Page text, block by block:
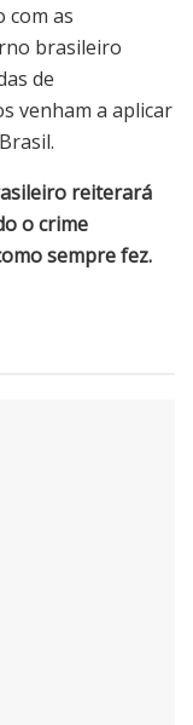
com as
brasileiro
de
venham a aplicar
reiterará
o crime
sempre fez.